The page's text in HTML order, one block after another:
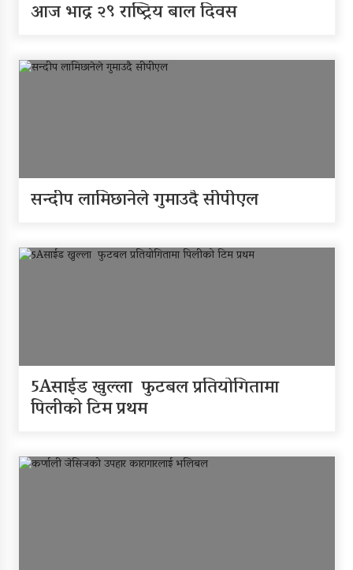
आज भाद्र २९ राष्ट्रिय बाल दिवस
सन्दीप लामिछानेले गुमाउदै सीपीएल
5Aसाईड खुल्ला फुटबल प्रतियोगितामा
पिलीको टिम प्रथम